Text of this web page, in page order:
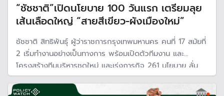
“ชัชชาติ”เปิดนโยบาย 100 วันแรก เตรียมลุย
เส้นเลือดใหญ่ “สายสีเขียว-ผังเมืองใหม่”
ชัชชาติ สิทธิพันธุ์ ผู้ว่าราชการกรุงเทพมหานคร คนที่ 17 สมัยที่
2 เริ่มทำงานอย่างเป็นทางการ พร้อมเปิดตัวทีมงาน และ
โครงสร้างทีมบริหารชุดใหม่ และเร่งภารกิจ 261 นโยบาย ลั่น
100 วันแรก ยกระดับสิทธิบัตรทองครอบคลุม 1.3 ล้านคน และ
ชูนโยบาย "ผู้ป่วยนัดล่วงหน้า รอน้อยกว่า 1 ชั่วโมง"